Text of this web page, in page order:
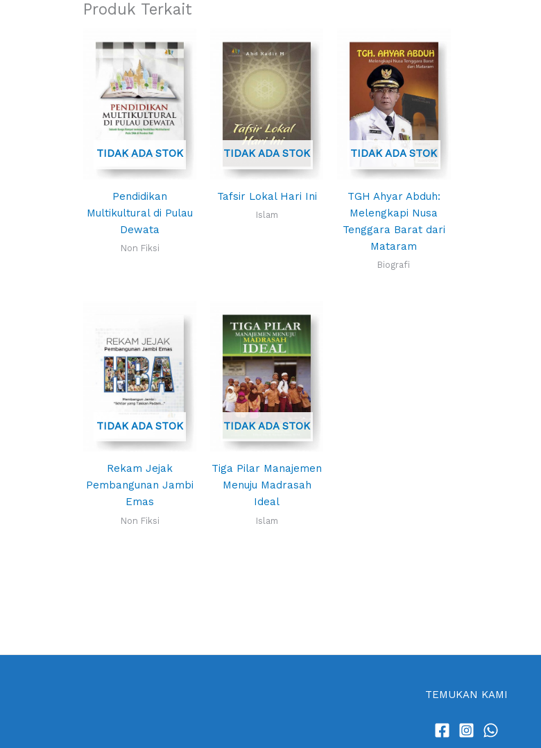
Produk Terkait
TIDAK ADA STOK
Pendidikan
Multikultural di Pulau
Dewata
Non Fiksi
TIDAK ADA STOK
Tafsir Lokal Hari Ini
Islam
TIDAK ADA STOK
TGH Ahyar Abduh:
Melengkapi Nusa
Tenggara Barat dari
Mataram
Biografi
TIDAK ADA STOK
Rekam Jejak
Pembangunan Jambi
Emas
Non Fiksi
TIDAK ADA STOK
Tiga Pilar Manajemen
Menuju Madrasah
Ideal
Islam
TEMUKAN KAMI